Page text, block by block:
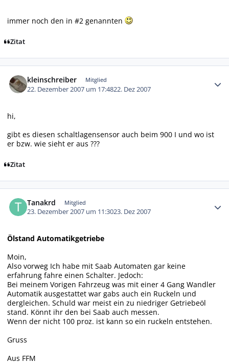
immer noch den in #2 genannten
Zitat
kleinschreiber Mitglied
22. Dezember 2007 um 17:4822. Dez 2007
hi,
gibt es diesen schaltlagensensor auch beim 900 I und wo ist
er bzw. wie sieht er aus ???
Zitat
Tanakrd Mitglied
23. Dezember 2007 um 11:3023. Dez 2007
Ölstand Automatikgetriebe
Moin,
Also vorweg Ich habe mit Saab Automaten gar keine
erfahrung fahre einen Schalter. Jedoch:
Bei meinem Vorigen Fahrzeug was mit einer 4 Gang Wandler
Automatik ausgestattet war gabs auch ein Ruckeln und
dergleichen. Schuld war meist ein zu niedriger Getriebeöl
stand. Könnt ihr den bei Saab auch messen.
Wenn der nicht 100 proz. ist kann so ein ruckeln entstehen.
Gruss
Aus FFM